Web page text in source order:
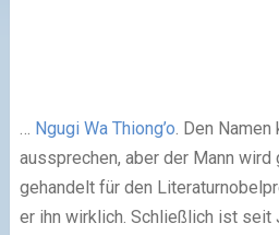
… Ngugi Wa Thiong’o. Den Namen
aussprechen, aber der Mann wird
gehandelt für den
er ihn wirklich. Schließlich ist seit